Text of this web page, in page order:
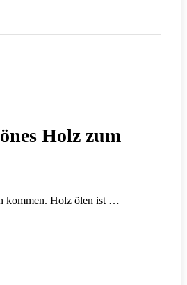
Holz zum
kommen. Holz ölen ist …